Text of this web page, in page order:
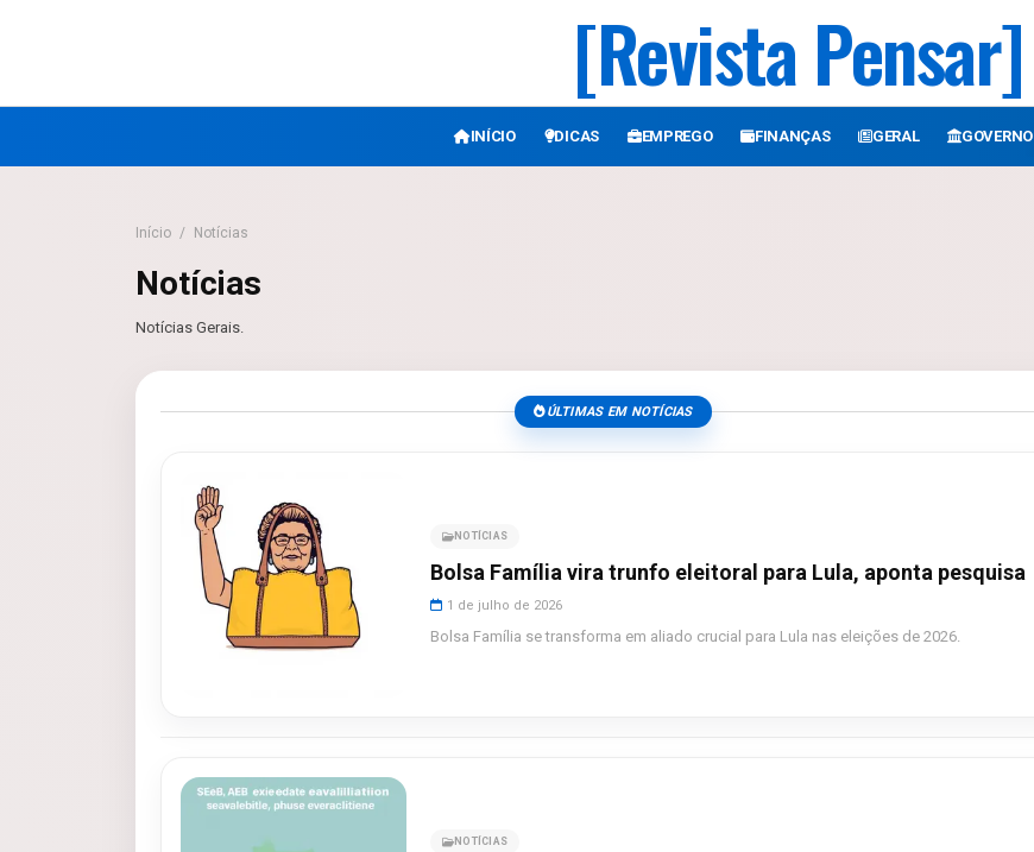
[Revista Pensar]
INÍCIO DICAS EMPREGO FINANÇAS GERAL GOVERNO
Início / Notícias
Notícias
Notícias Gerais.
ÚLTIMAS EM NOTÍCIAS
NOTÍCIAS
Bolsa Família vira trunfo eleitoral para Lula, aponta pesquisa
1 de julho de 2026
Bolsa Família se transforma em aliado crucial para Lula nas eleições de 2026.
NOTÍCIAS